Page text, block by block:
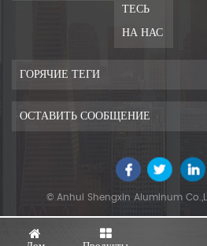
ТЕСЬ
НА НАС
ГОРЯЧИЕ ТЕГИ
ОСТАВИТЬ СООБЩЕНИЕ
© Anhui Shengxin Aluminum